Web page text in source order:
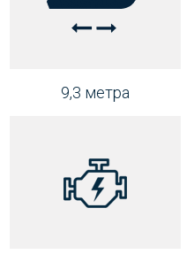
9,3 метра